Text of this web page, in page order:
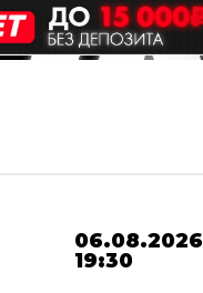
06.08.2026
19:30